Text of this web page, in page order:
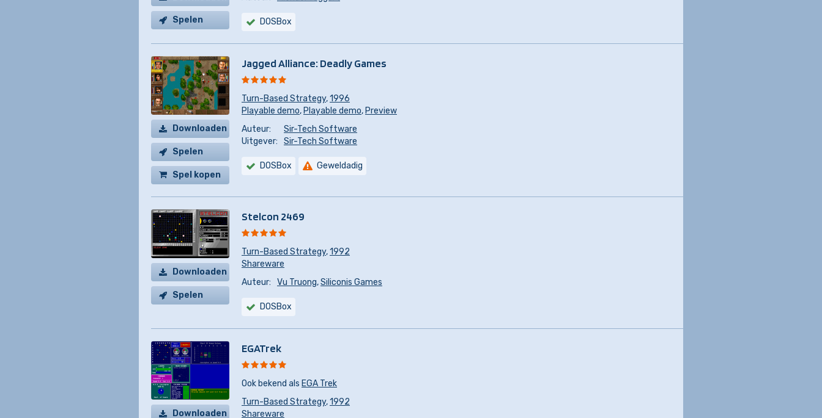
Spelen DOSBox
Downloaden
Spelen
Spel kopen
Jagged Alliance: Deadly Games
Turn-Based Strategy,1996
Playable demo, Playable demo, Preview
Auteur:
Sir-Tech Software
Uitgever:
Sir-Tech Software
DOSBox Geweldadig
Downloaden
Spelen
Stelcon 2469
Turn-Based Strategy,1992
Shareware
Auteur:
Vu Truong,Siliconis Games
DOSBox
Downloaden
EGATrek
Ook bekend als EGA Trek
Turn-Based Strategy,1992
Shareware